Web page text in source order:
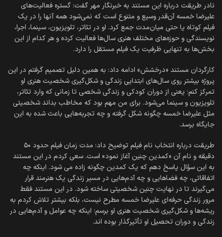
نادر طریقت درباره این مستند به خبرنگار مهر گفت: گستره فعالیت‌های
علیرضا خمسه آن‌قدر وسیع و متنوع است که نمی‌شود همه آنها را در یک
فیلم کوتاه یا حتی میان‌مدت جمع کرد. او در تئاتر، تلویزیون، سینما، اجرا،
نویسندگی و حوزه‌های مختلف هنری سال‌ها فعالیت کرده‌ و هر کدام از این
بخش‌ها به تنهایی ظرفیت یک فیلم مستقل را دارد.
کارگردان مستند «درخشش» ادامه داد: به همین دلیل تصمیم گرفتم در این
پروژه بیشتر روی سال‌های ابتدایی زندگی و شکل‌گیری شخصیت هنری او
تمرکز کنم؛ یعنی از دوران کودکی و زندگی شخصی تا زمانی که وارد تئاتر،
تلویزیون و سینما می‌شود. برای من مهم بود که مخاطب بداند شخصیتی
مثل علیرضا خمسه چگونه شکل گرفته و چه تجربه‌هایی باعث شده به این
جایگاه برسد.
طریقت درباره انتخاب نام فیلم توضیح داد: مدت زمان فیلم حدود ۵۰
دقیقه و نام آن «کمدین چنین آغاز نمود» است. سعی کردم در این مستند
به این سؤال پاسخ دهم که یک کمدین چگونه زاده می شود. اینکه چه
اتفاقاتی، چه فضاهایی و چه آدم‌هایی در مسیر زندگی یک هنرمند قرار
می‌گیرند تا در نهایت چنین شخصیتی ساخته شود. در این مستند فقط
مرور زندگی حرفه‌ای علیرضا خمسه مطرح نیست، بلکه بیشتر تلاش کردم به
ریشه‌ها و شکل‌گیری شخصیت هنری او برسم؛ اینکه چه عوامل و آدم‌هایی در
زندگی و دوران تحصیل او تأثیرگذار بوده‌ اند.